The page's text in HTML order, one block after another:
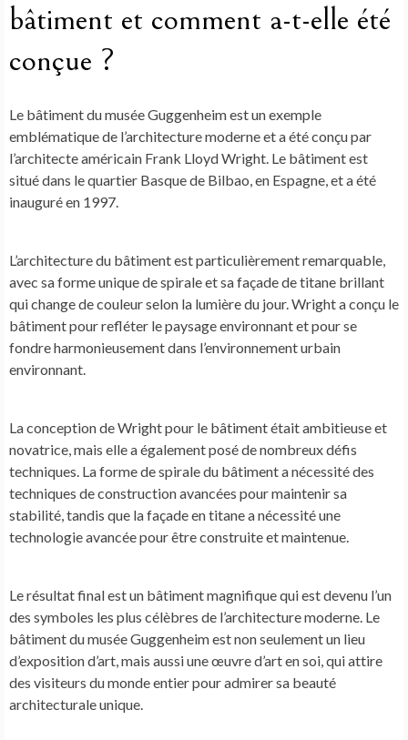
bâtiment et comment a-t-elle été
conçue ?
Le bâtiment du musée Guggenheim est un exemple
emblématique de l’architecture moderne et a été conçu par
l’architecte américain Frank Lloyd Wright. Le bâtiment est
situé dans le quartier Basque de Bilbao, en Espagne, et a été
inauguré en 1997.
L’architecture du bâtiment est particulièrement remarquable,
avec sa forme unique de spirale et sa façade de titane brillant
qui change de couleur selon la lumière du jour. Wright a conçu le
bâtiment pour refléter le paysage environnant et pour se
fondre harmonieusement dans l’environnement urbain
environnant.
La conception de Wright pour le bâtiment était ambitieuse et
novatrice, mais elle a également posé de nombreux défis
techniques. La forme de spirale du bâtiment a nécessité des
techniques de construction avancées pour maintenir sa
stabilité, tandis que la façade en titane a nécessité une
technologie avancée pour être construite et maintenue.
Le résultat final est un bâtiment magnifique qui est devenu l’un
des symboles les plus célèbres de l’architecture moderne. Le
bâtiment du musée Guggenheim est non seulement un lieu
d’exposition d’art, mais aussi une œuvre d’art en soi, qui attire
des visiteurs du monde entier pour admirer sa beauté
architecturale unique.